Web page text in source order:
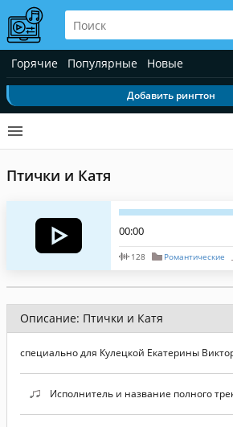
Горячие Популярные Новые
Добавить рингтон
Птички и Катя
00:00
128 Романтические
Описание: Птички и Катя
специально для Кулецкой Екатерины
Исполнитель и название полного